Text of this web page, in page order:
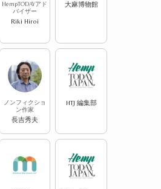
HempTODAYアド
バイザー
Riki Hiroi
大麻博物館
ノンフィクショ
ン作家
長吉秀夫
HTJ 編集部